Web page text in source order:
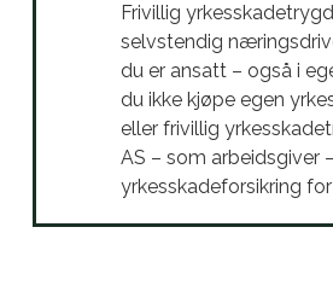
Frivillig
selvstendig
du er ansatt – også i
du ikke kjøpe egen
eller frivillig
AS – som arbeidsgiver
yrkesskadeforsikring